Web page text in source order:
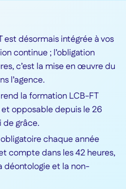
est désormais intégrée à vos
continue ; l’obligation
c’est la mise en œuvre du
l’agence.
la formation LCB-FT
opposable depuis le 26
de grâce.
chaque année
compte dans les 42 heures,
déontologie et la non-